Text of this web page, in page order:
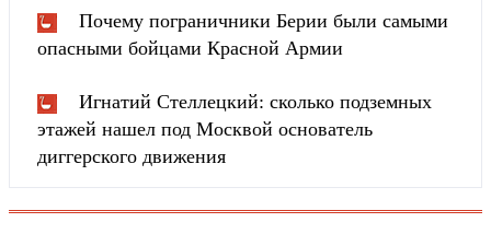
Почему пограничники Берии были самыми
опасными бойцами Красной Армии
Игнатий Стеллецкий: сколько подземных
этажей нашел под Москвой основатель
диггерского движения